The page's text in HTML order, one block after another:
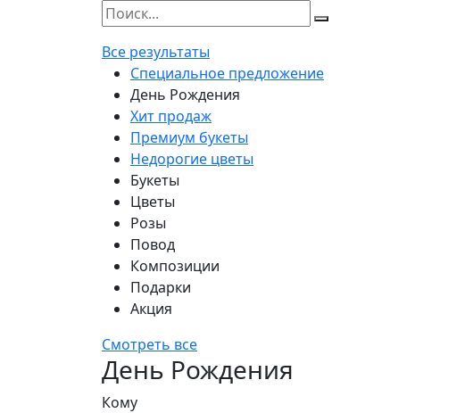
Все результаты
Специальное предложение
День Рождения
Хит продаж
Премиум букеты
Недорогие цветы
Букеты
Цветы
Розы
Повод
Композиции
Подарки
Акция
Смотреть все
День Рождения
Кому